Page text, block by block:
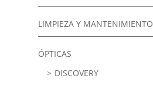
LIMPIEZA Y MANTENIMIENTO
ÓPTICAS
DISCOVERY